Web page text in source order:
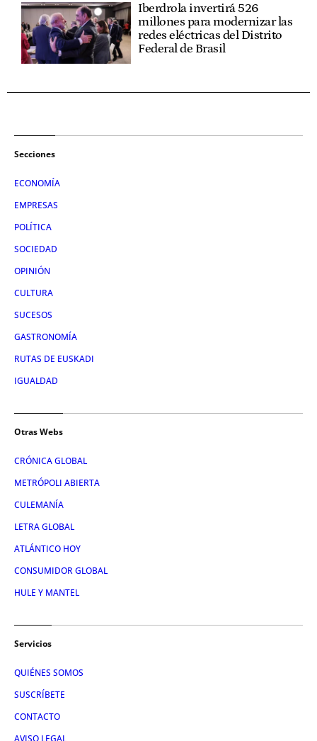
Iberdrola invertirá 526
millones para modernizar las
redes eléctricas del Distrito
Federal de Brasil
Secciones
ECONOMÍA
EMPRESAS
POLÍTICA
SOCIEDAD
OPINIÓN
CULTURA
SUCESOS
GASTRONOMÍA
RUTAS DE EUSKADI
IGUALDAD
Otras Webs
CRÓNICA GLOBAL
METRÓPOLI ABIERTA
CULEMANÍA
LETRA GLOBAL
ATLÁNTICO HOY
CONSUMIDOR GLOBAL
HULE Y MANTEL
Servicios
QUIÉNES SOMOS
SUSCRÍBETE
CONTACTO